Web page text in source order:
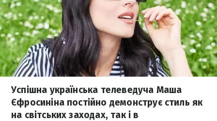
Успішна українська телеведуча Маша
Єфросиніна постійно демонструє стиль як
на світських заходах, так і в